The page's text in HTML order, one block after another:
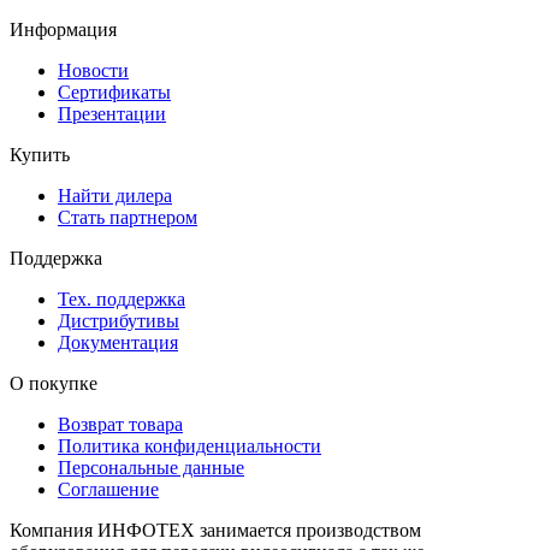
Информация
Новости
Сертификаты
Презентации
Купить
Найти дилера
Стать партнером
Поддержка
Тех. поддержка
Дистрибутивы
Документация
О покупке
Возврат товара
Политика конфиденциальности
Персональные данные
Соглашение
Компания ИНФОТЕХ занимается производством